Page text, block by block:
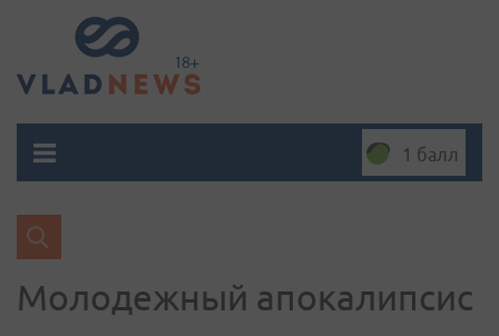
1 балл
Молодежный апокалипсис